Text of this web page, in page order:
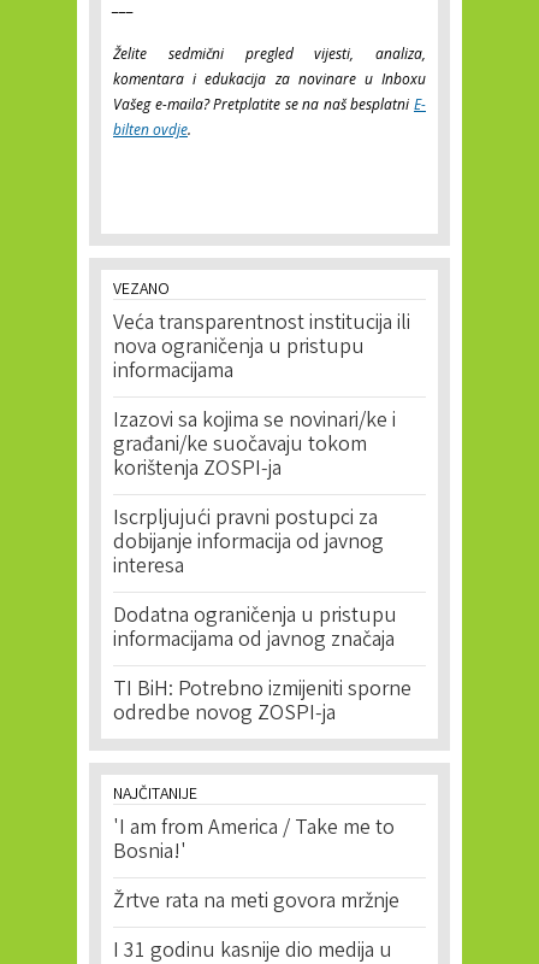
Želite sedmični pregled vijesti, analiza,
komentara i edukacija za novinare u Inboxu
Vašeg e-maila? Pretplatite se na naš besplatni E-
bilten ovdje.
VEZANO
Veća transparentnost institucija ili
nova ograničenja u pristupu
informacijama
Izazovi sa kojima se novinari/ke i
građani/ke suočavaju tokom
korištenja ZOSPI-ja
Iscrpljujući pravni postupci za
dobijanje informacija od javnog
interesa
Dodatna ograničenja u pristupu
informacijama od javnog značaja
TI BiH: Potrebno izmijeniti sporne
odredbe novog ZOSPI-ja
NAJČITANIJE
'I am from America / Take me to
Bosnia!'
Žrtve rata na meti govora mržnje
I 31 godinu kasnije dio medija u